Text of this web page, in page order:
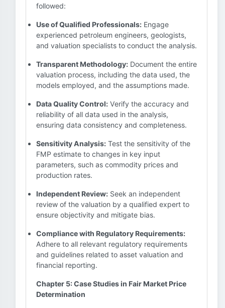
followed:
Use of Qualified Professionals: Engage
experienced petroleum engineers, geologists,
and valuation specialists to conduct the analysis.
Transparent Methodology: Document the entire
valuation process, including the data used, the
models employed, and the assumptions made.
Data Quality Control: Verify the accuracy and
reliability of all data used in the analysis,
ensuring data consistency and completeness.
Sensitivity Analysis: Test the sensitivity of the
FMP estimate to changes in key input
parameters, such as commodity prices and
production rates.
Independent Review: Seek an independent
review of the valuation by a qualified expert to
ensure objectivity and mitigate bias.
Compliance with Regulatory Requirements:
Adhere to all relevant regulatory requirements
and guidelines related to asset valuation and
financial reporting.
Chapter 5: Case Studies in Fair Market Price
Determination